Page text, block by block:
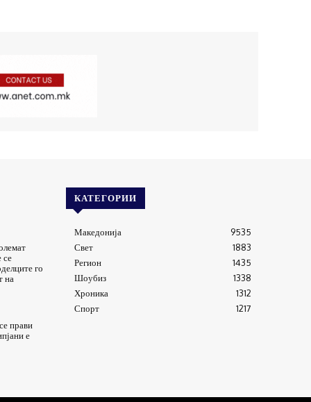
се
го
на
прави
е
КАТЕГОРИИ
Македонија
9535
Свет
1883
Регион
1435
Шоубиз
1338
Хроника
1312
Спорт
1217